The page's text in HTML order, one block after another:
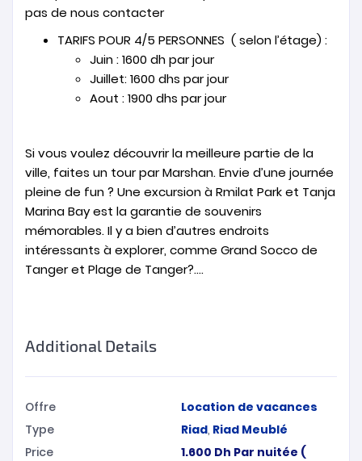
pas de nous contacter
TARIFS POUR 4/5 PERSONNES ( selon l’étage) :
Juin : 1600 dh par jour
Juillet: 1600 dhs par jour
Aout : 1900 dhs par jour
Si vous voulez découvrir la meilleure partie de la
ville, faites un tour par Marshan. Envie d’une journée
pleine de fun ? Une excursion à Rmilat Park et Tanja
Marina Bay est la garantie de souvenirs
mémorables. Il y a bien d’autres endroits
intéressants à explorer, comme Grand Socco de
Tanger et Plage de Tanger?….
Additional Details
Offre
Location de vacances
Type
Riad, Riad Meublé
Price
1.600 Dh Par nuitée (